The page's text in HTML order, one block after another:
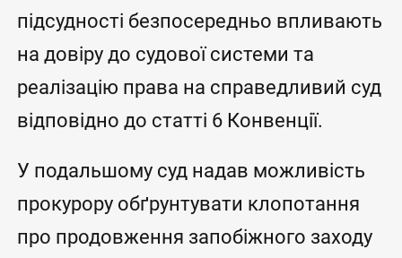
підсудності безпосередньо впливають
на довіру до судової системи та
реалізацію права на справедливий суд
відповідно до статті 6 Конвенції.
У подальшому суд надав можливість
прокурору обґрунтувати клопотання
про продовження запобіжного заходу